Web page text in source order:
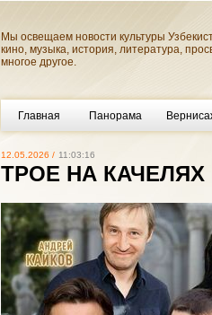
Мы освещаем новости культуры
кино, музыка, история, литература,
многое другое.
Главная Панорама
12.05.2026 / 11:03:16
ТРОЕ НА КАЧЕЛЯХ